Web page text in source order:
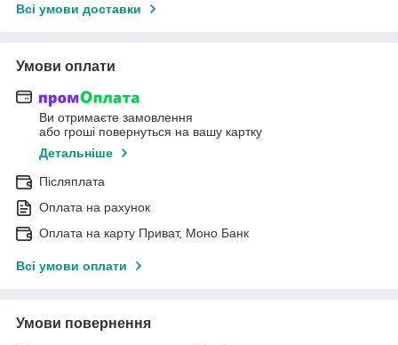
Всі умови доставки
Умови оплати
Ви отримаєте замовлення
або гроші повернуться на вашу картку
Детальніше
Післяплата
Оплата на рахунок
Оплата на карту Приват, Моно Банк
Всі умови оплати
Умови повернення